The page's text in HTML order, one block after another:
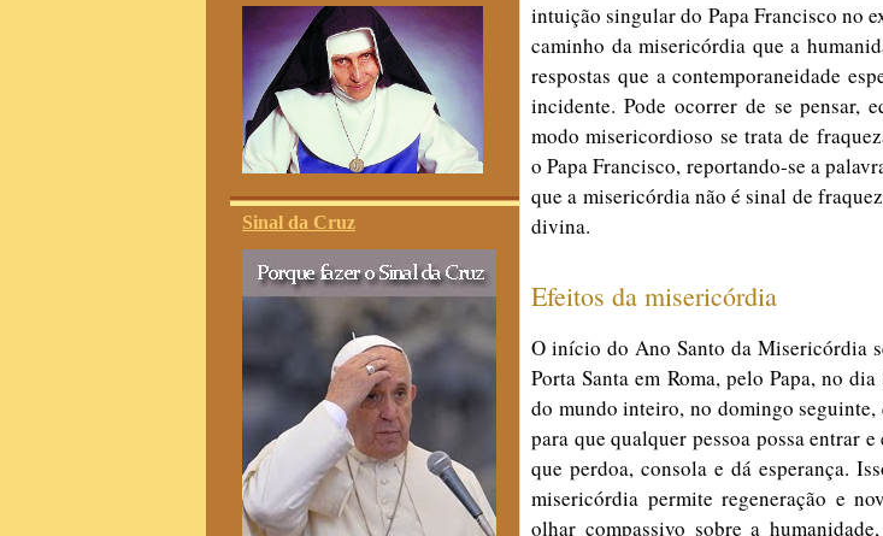
Sinal da Cruz
intuição singular do Papa Francisco no
caminho da misericórdia que a
respostas que a contemporaneidade
incidente. Pode ocorrer de se pensar,
modo misericordioso se trata de
o Papa Francisco, reportando-se a
que a misericórdia não é sinal de
divina.
Efeitos da misericórdia
O início do Ano Santo da Misericórdia
Porta Santa em Roma, pelo Papa, no
do mundo inteiro, no domingo seguinte,
para que qualquer pessoa possa entrar
que perdoa, consola e dá esperança.
misericórdia permite regeneração e
olhar compassivo sobre a